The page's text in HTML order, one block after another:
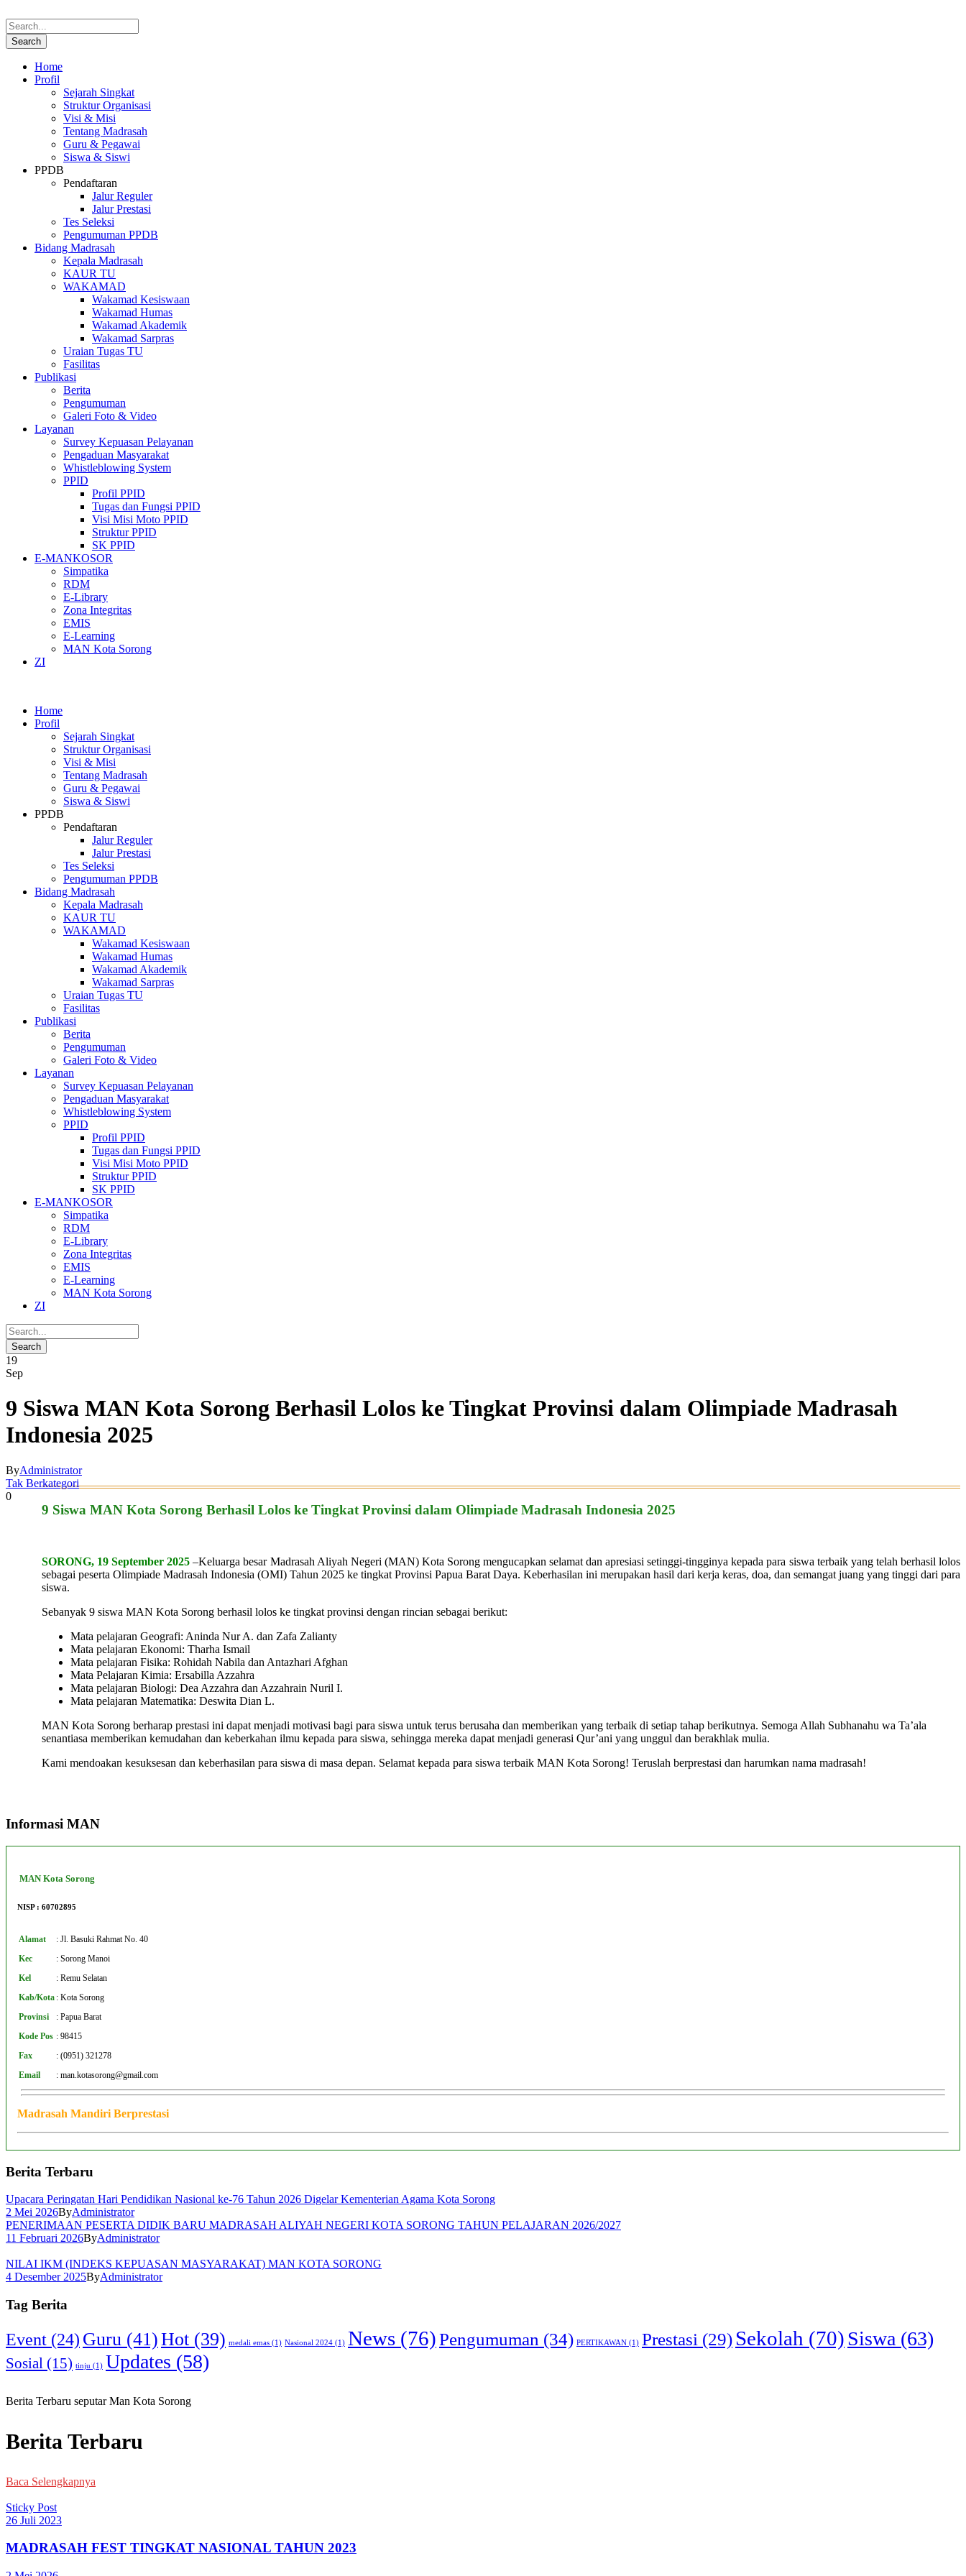
Home
Profil
Sejarah Singkat
Struktur Organisasi
Visi & Misi
Tentang Madrasah
Guru & Pegawai
Siswa & Siswi
PPDB
Pendaftaran
Jalur Reguler
Jalur Prestasi
Tes Seleksi
Pengumuman PPDB
Bidang Madrasah
Kepala Madrasah
KAUR TU
WAKAMAD
Wakamad Kesiswaan
Wakamad Humas
Wakamad Akademik
Wakamad Sarpras
Uraian Tugas TU
Fasilitas
Publikasi
Berita
Pengumuman
Galeri Foto & Video
Layanan
Survey Kepuasan Pelayanan
Pengaduan Masyarakat
Whistleblowing System
PPID
Profil PPID
Tugas dan Fungsi PPID
Visi Misi Moto PPID
Struktur PPID
SK PPID
E-MANKOSOR
Simpatika
RDM
E-Library
Zona Integritas
EMIS
E-Learning
MAN Kota Sorong
ZI
Home
Profil
Sejarah Singkat
Struktur Organisasi
Visi & Misi
Tentang Madrasah
Guru & Pegawai
Siswa & Siswi
PPDB
Pendaftaran
Jalur Reguler
Jalur Prestasi
Tes Seleksi
Pengumuman PPDB
Bidang Madrasah
Kepala Madrasah
KAUR TU
WAKAMAD
Wakamad Kesiswaan
Wakamad Humas
Wakamad Akademik
Wakamad Sarpras
Uraian Tugas TU
Fasilitas
Publikasi
Berita
Pengumuman
Galeri Foto & Video
Layanan
Survey Kepuasan Pelayanan
Pengaduan Masyarakat
Whistleblowing System
PPID
Profil PPID
Tugas dan Fungsi PPID
Visi Misi Moto PPID
Struktur PPID
SK PPID
E-MANKOSOR
Simpatika
RDM
E-Library
Zona Integritas
EMIS
E-Learning
MAN Kota Sorong
ZI
19
Sep
9 Siswa MAN Kota Sorong Berhasil Lolos ke Tingkat Provinsi dalam Olimpiade Madrasah
Indonesia 2025
ByAdministrator
Tak Berkategori
0
9 Siswa MAN Kota Sorong Berhasil Lolos ke Tingkat Provinsi dalam Olimpiade Madrasah Indonesia 2025
SORONG, 19 September 2025 –Keluarga besar Madrasah Aliyah Negeri (MAN) Kota Sorong mengucapkan selamat dan apresiasi setinggi-tingginya kepada para siswa terbaik yang telah berhasil lolos
sebagai peserta Olimpiade Madrasah Indonesia (OMI) Tahun 2025 ke tingkat Provinsi Papua Barat Daya. Keberhasilan ini merupakan hasil dari kerja keras, doa, dan semangat juang yang tinggi dari para
siswa.
Sebanyak 9 siswa MAN Kota Sorong berhasil lolos ke tingkat provinsi dengan rincian sebagai berikut:
Mata pelajaran Geografi: Aninda Nur A. dan Zafa Zalianty
Mata pelajaran Ekonomi: Tharha Ismail
Mata pelajaran Fisika: Rohidah Nabila dan Antazhari Afghan
Mata Pelajaran Kimia: Ersabilla Azzahra
Mata pelajaran Biologi: Dea Azzahra dan Azzahrain Nuril I.
Mata pelajaran Matematika: Deswita Dian L.
MAN Kota Sorong berharap prestasi ini dapat menjadi motivasi bagi para siswa untuk terus berusaha dan memberikan yang terbaik di setiap tahap berikutnya. Semoga Allah Subhanahu wa Ta’ala
senantiasa memberikan kemudahan dan keberkahan ilmu kepada para siswa, sehingga mereka dapat menjadi generasi Qur’ani yang unggul dan berakhlak mulia.
Kami mendoakan kesuksesan dan keberhasilan para siswa di masa depan. Selamat kepada para siswa terbaik MAN Kota Sorong! Teruslah berprestasi dan harumkan nama madrasah!
Informasi MAN
MAN Kota Sorong
NISP : 60702895
Alamat : Jl. Basuki Rahmat No. 40
Kec
: Sorong Manoi
Kel
: Remu Selatan
Kab/Kota : Kota Sorong
Provinsi
: Papua Barat
Kode Pos : 98415
Fax
: (0951) 321278
Email
: man.kotasorong@gmail.com
Madrasah Mandiri Berprestasi
Berita Terbaru
Upacara Peringatan Hari Pendidikan Nasional ke-76 Tahun 2026 Digelar Kementerian Agama Kota Sorong
2 Mei 2026ByAdministrator
PENERIMAAN PESERTA DIDIK BARU MADRASAH ALIYAH NEGERI KOTA SORONG TAHUN PELAJARAN 2026/2027
11 Februari 2026ByAdministrator
NILAI IKM (INDEKS KEPUASAN MASYARAKAT) MAN KOTA SORONG
4 Desember 2025ByAdministrator
Tag Berita
Event (24) Guru (41)Hot (39) medali emas (1) Nasional 2024 (1) News (76)Pengumuman (34) PERTIKAWAN (1) Prestasi (29) Sekolah (70)Siswa (63)
Sosial (15) tinju (1) Updates (58)
Berita Terbaru seputar Man Kota Sorong
Berita Terbaru
Baca Selengkapnya
Sticky Post
26 Juli 2023
MADRASAH FEST TINGKAT NASIONAL TAHUN 2023